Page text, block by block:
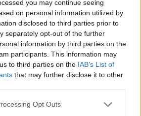
you may continue seeing
on personal information utilized by
disclosed to third parties prior to
separately opt-out of the further
information by third parties on the
participants. This information may
to third parties on the IAB’s List of
that may further disclose it to other
Opt Outs
águila real, buitres negro y
perdicera, aguililla calzada o
bajaremos a pie hasta el
el ribero (p.o. 04) para observar
sobre el río buitre leonado,
seguiremos las indicaciones
el complejo turístico del Buraco